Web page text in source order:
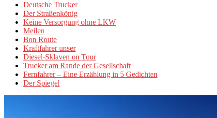
Deutsche Trucker
Der Straßenkönig
Keine Versorgung ohne LKW
Meilen
Bon Route
Kraftfahrer unser
Diesel-Sklaven on Tour
Trucker am Rande der Gesellschaft
Fernfahrer – Eine Erzählung in 5 Gedichten
Der Spiegel